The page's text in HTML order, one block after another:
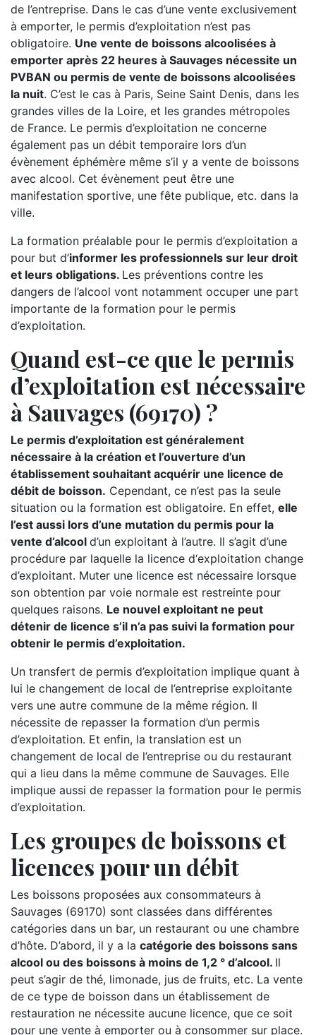
de l’entreprise. Dans le cas d’une vente exclusivement
à emporter, le permis d’exploitation n’est pas
obligatoire. Une vente de boissons alcoolisées à
emporter après 22 heures à Sauvages nécessite un
PVBAN ou permis de vente de boissons alcoolisées
la nuit. C’est le cas à Paris, Seine Saint Denis, dans les
grandes villes de la Loire, et les grandes métropoles
de France. Le permis d’exploitation ne concerne
également pas un débit temporaire lors d’un
évènement éphémère même s’il y a vente de boissons
avec alcool. Cet évènement peut être une
manifestation sportive, une fête publique, etc. dans la
ville.
La formation préalable pour le permis d’exploitation a
pour but d’informer les professionnels sur leur droit
et leurs obligations. Les préventions contre les
dangers de l’alcool vont notamment occuper une part
importante de la formation pour le permis
d’exploitation.
Quand est-ce que le permis
d’exploitation est nécessaire
à Sauvages (69170) ?
Le permis d’exploitation est généralement
nécessaire à la création et l’ouverture d’un
établissement souhaitant acquérir une licence de
débit de boisson. Cependant, ce n’est pas la seule
situation ou la formation est obligatoire. En effet, elle
l’est aussi lors d’une mutation du permis pour la
vente d’alcool d’un exploitant à l’autre. Il s’agit d’une
procédure par laquelle la licence d‘exploitation change
d’exploitant. Muter une licence est nécessaire lorsque
son obtention par voie normale est restreinte pour
quelques raisons. Le nouvel exploitant ne peut
détenir de licence s’il n’a pas suivi la formation pour
obtenir le permis d’exploitation.
Un transfert de permis d’exploitation implique quant à
lui le changement de local de l’entreprise exploitante
vers une autre commune de la même région. Il
nécessite de repasser la formation d’un permis
d’exploitation. Et enfin, la translation est un
changement de local de l’entreprise ou du restaurant
qui a lieu dans la même commune de Sauvages. Elle
implique aussi de repasser la formation pour le permis
d’exploitation.
Les groupes de boissons et
licences pour un débit
Les boissons proposées aux consommateurs à
Sauvages (69170) sont classées dans différentes
catégories dans un bar, un restaurant ou une chambre
d’hôte. D’abord, il y a la catégorie des boissons sans
alcool ou des boissons à moins de 1,2 ° d’alcool. Il
peut s’agir de thé, limonade, jus de fruits, etc. La vente
de ce type de boisson dans un établissement de
restauration ne nécessite aucune licence, que ce soit
pour une vente à emporter ou à consommer sur place.